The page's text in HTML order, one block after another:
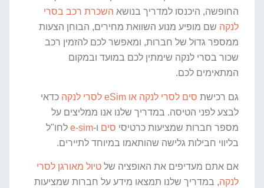
החופשה, היכנסו למדריך בנושא השכרת רכב בסרי
לנקה שם מופיע מנוע השוואת מחירים, הבוחן הצעות
ממספר גדול של חברות, ומאפשר לכם להזמין רכב
שכור בסרי לנקה שימתין לכם במועד ובמקום
המתאימים לכם.
גם רכישת סים לסרי לנקה או eSim לסרי לנקה
כדאי
לבצע לפני הטיסה. במדריך שלנו אנו ממליצים על
מספר חברות שמציעות כרטיסי סים ו-e-sim לחו"ל
בליווי חבילות גלישה שהותאמו במיוחד לתיירים.
אם אתם מעדיפים את האופציה של טיול מאורגן לסרי
לנקה, במדריך שלנו תמצאו מידע על חברות שמציעות